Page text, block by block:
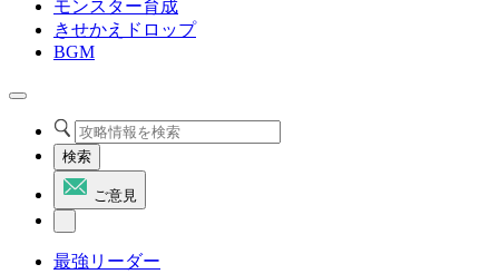
モンスター育成
きせかえドロップ
BGM
検索
ご意見
最強リーダー